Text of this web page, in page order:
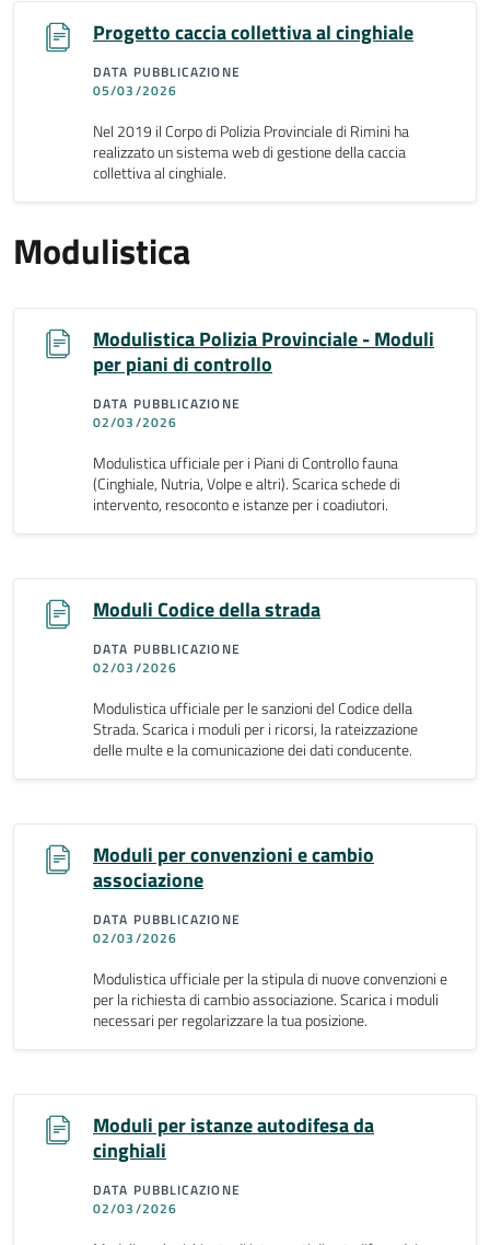
Progetto caccia collettiva al cinghiale
DATA PUBBLICAZIONE
05/03/2026
Nel 2019 il Corpo di Polizia Provinciale di Rimini ha
realizzato un sistema web di gestione della caccia
collettiva al cinghiale.
Modulistica
Modulistica Polizia Provinciale - Moduli
per piani di controllo
DATA PUBBLICAZIONE
02/03/2026
Modulistica ufficiale per i Piani di Controllo fauna
(Cinghiale, Nutria, Volpe e altri). Scarica schede di
intervento, resoconto e istanze per i coadiutori.
Moduli Codice della strada
DATA PUBBLICAZIONE
02/03/2026
Modulistica ufficiale per le sanzioni del Codice della
Strada. Scarica i moduli per i ricorsi, la rateizzazione
delle multe e la comunicazione dei dati conducente.
Moduli per convenzioni e cambio
associazione
DATA PUBBLICAZIONE
02/03/2026
Modulistica ufficiale per la stipula di nuove convenzioni e
per la richiesta di cambio associazione. Scarica i moduli
necessari per regolarizzare la tua posizione.
Moduli per istanze autodifesa da
cinghiali
DATA PUBBLICAZIONE
02/03/2026